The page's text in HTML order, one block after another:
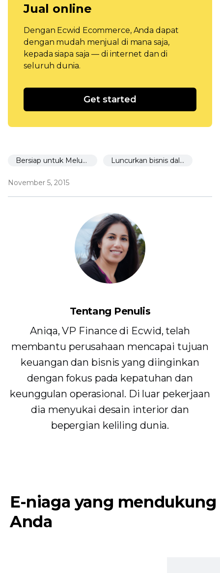
Jual online
Dengan Ecwid Ecommerce, Anda dapat
dengan mudah menjual di mana saja,
kepada siapa saja — di internet dan di
seluruh dunia.
Get started
Bersiap untuk Meluncurkan Luncurkan bisnis dalam 30 hari
November 5, 2015
Tentang Penulis
Aniqa, VP Finance di Ecwid, telah
membantu perusahaan mencapai tujuan
keuangan dan bisnis yang diinginkan
dengan fokus pada kepatuhan dan
keunggulan operasional. Di luar pekerjaan
dia menyukai desain interior dan
bepergian keliling dunia.
E-niaga yang mendukung
Anda